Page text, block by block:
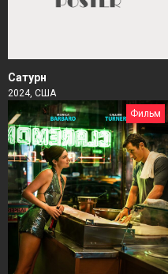
Сатурн
2024, США
Фильм